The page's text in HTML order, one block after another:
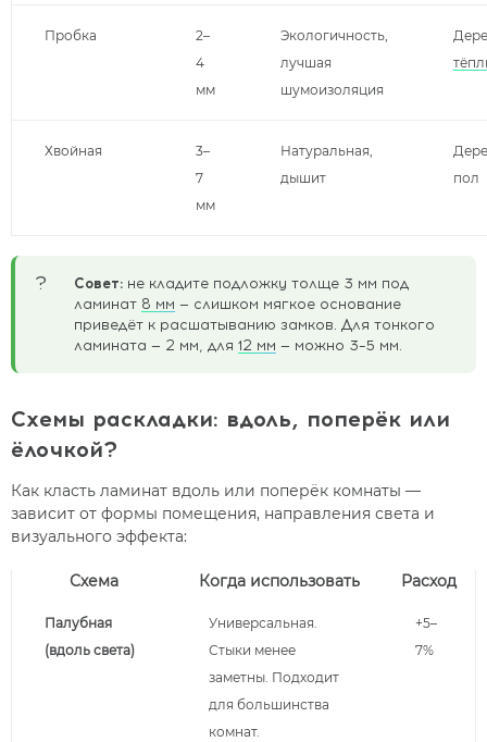
Пробка
2–
4
мм
Экологичность,
лучшая
шумоизоляция
Хвойная
3–
7
мм
Натуральная,
дышит
пол
? Совет: не кладите подложку толще 3 мм под
ламинат 8 мм — слишком мягкое основание
приведёт к расшатыванию замков. Для тонкого
ламината — 2 мм, для 12 мм — можно 3–5 мм.
Схемы раскладки: вдоль, поперёк или
ёлочкой?
Как класть ламинат вдоль или поперёк комнаты —
зависит от формы помещения, направления света и
визуального эффекта:
Схема Когда использовать Расход
Палубная
(вдоль света)
Универсальная.
Стыки менее
заметны. Подходит
для большинства
комнат.
+5–
7%